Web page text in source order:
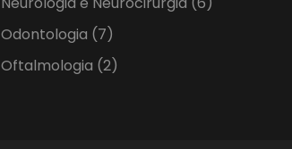
Odontologia (7)
Oftalmologia (2)